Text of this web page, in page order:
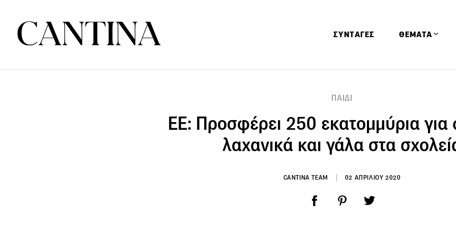
ΣΥΝΤΑΓΕΣ ΘΕΜΑΤΑ
Ειδήσεις
Έρευνες
ΠΑΙΔΙ
ΕΕ: Προσφέρει 250 εκατομμύρια
λαχανικά και γάλα στα
CANTINA TEAM 02 ΑΠΡΙΛΙΟΥ 2020